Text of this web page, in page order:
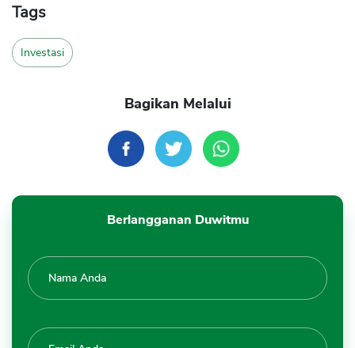
Tags
Investasi
Bagikan Melalui
Berlangganan Duwitmu